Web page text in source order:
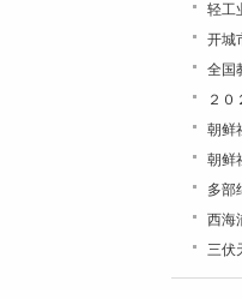
轻工
开城
全国
２０
朝鲜
朝鲜
多部
西海
三伏